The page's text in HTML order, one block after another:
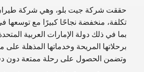
حققت شركة جيت بلو، وهي شركة
تكلفة، منخفضة نجاحًا كبيرًا مع توسعها
بما في ذلك دولة الإمارات العربية
برحلاتها المريحة وخدماتها المذهلة على
وتضمن الحصول على رحلة ممتعة دون